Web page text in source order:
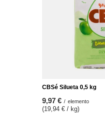
CBSé Silueta 0,5 kg
9,97 € / elemento
(19,94 € / kg)